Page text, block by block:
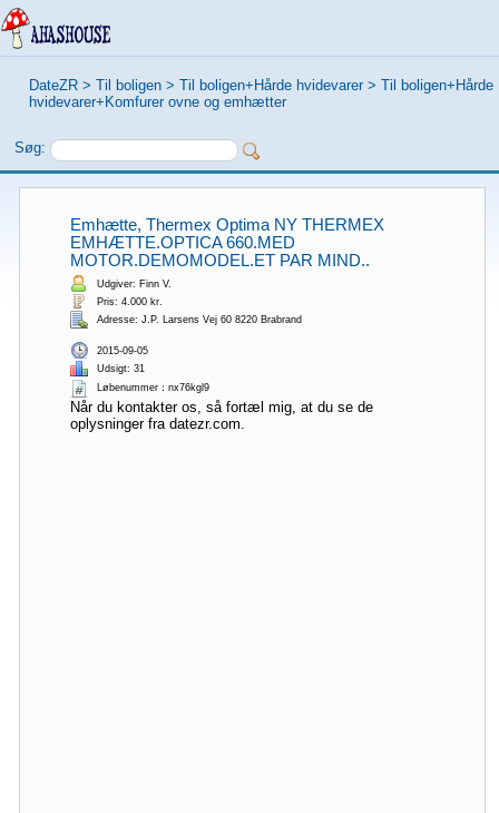
DateZR > Til boligen > Til boligen+Hårde hvidevarer > Til boligen+Hårde
hvidevarer+Komfurer ovne og emhætter
Søg:
Emhætte, Thermex Optima NY THERMEX
EMHÆTTE.OPTICA 660.MED
MOTOR.DEMOMODEL.ET PAR MIND..
Udgiver: Finn V.
Pris: 4.000 kr.
Adresse: J.P. Larsens Vej 60 8220 Brabrand
2015-09-05
Udsigt: 31
Løbenummer：nx76kgl9
Når du kontakter os, så fortæl mig, at du se de
oplysninger fra datezr.com.